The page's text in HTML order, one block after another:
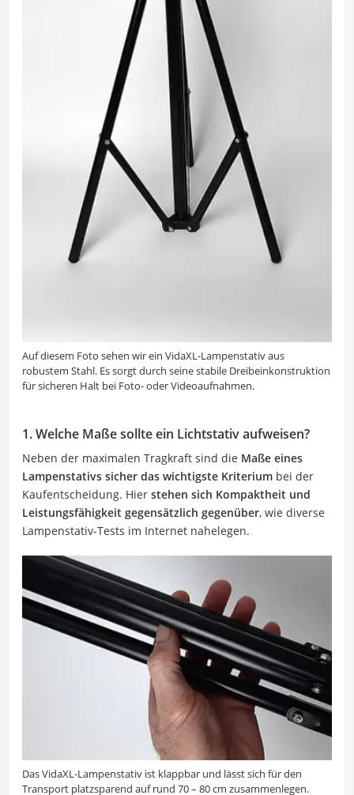
Auf diesem Foto sehen wir ein VidaXL-Lampenstativ aus
robustem Stahl. Es sorgt durch seine stabile Dreibeinkonstruktion
für sicheren Halt bei Foto- oder Videoaufnahmen.
1. Welche Maße sollte ein Lichtstativ aufweisen?
Neben der maximalen Tragkraft sind die Maße eines
Lampenstativs sicher das wichtigste Kriterium bei der
Kaufentscheidung. Hier stehen sich Kompaktheit und
Leistungsfähigkeit gegensätzlich gegenüber, wie diverse
Lampenstativ-Tests im Internet nahelegen.
Das VidaXL-Lampenstativ ist klappbar und lässt sich für den
Transport platzsparend auf rund 70 – 80 cm zusammenlegen.